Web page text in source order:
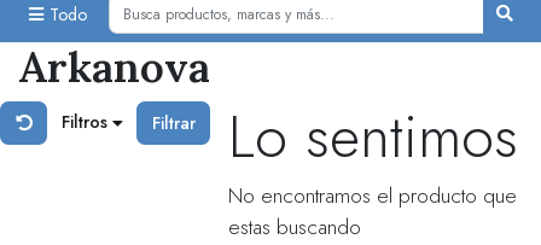
Todo
Arkanova
Filtros Filtrar Lo sentimos
No encontramos el producto que
estas buscando